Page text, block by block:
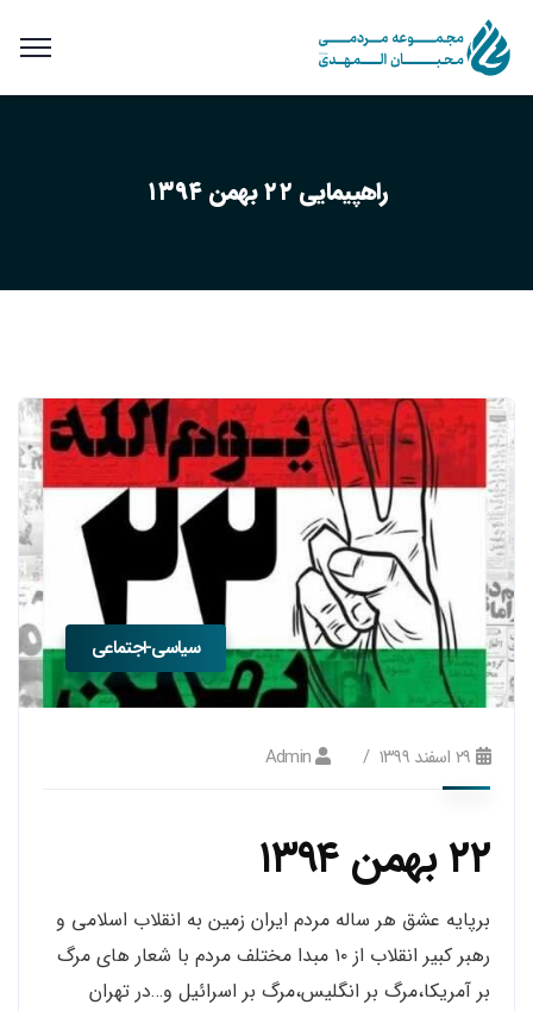
راهپیمایی ۲۲ بهمن ۱۳۹۴
سیاسی-اجتماعی
۲۹ اسفند ۱۳۹۹ Admin
۲۲ بهمن ۱۳۹۴
برپایه عشق هر ساله مردم ایران زمین به انقلاب اسلامی و
رهبر کبیر انقلاب از ۱۰ مبدا مختلف مردم با شعار های مرگ
بر آمریکا،مرگ بر انگلیس،مرگ بر اسرائیل و…در تهران